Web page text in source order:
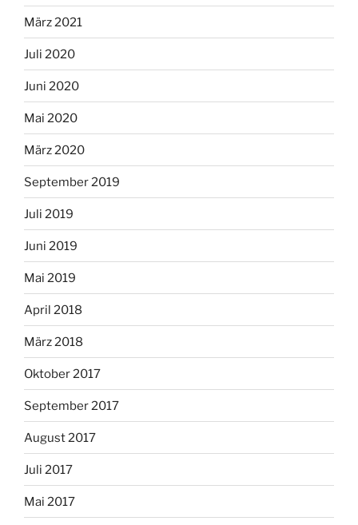
März 2021
Juli 2020
Juni 2020
Mai 2020
März 2020
September 2019
Juli 2019
Juni 2019
Mai 2019
April 2018
März 2018
Oktober 2017
September 2017
August 2017
Juli 2017
Mai 2017